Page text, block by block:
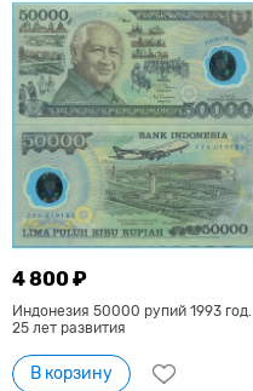
4 800 ₽
Индонезия 50000 рупий 1993 год.
25 лет развития
В корзину